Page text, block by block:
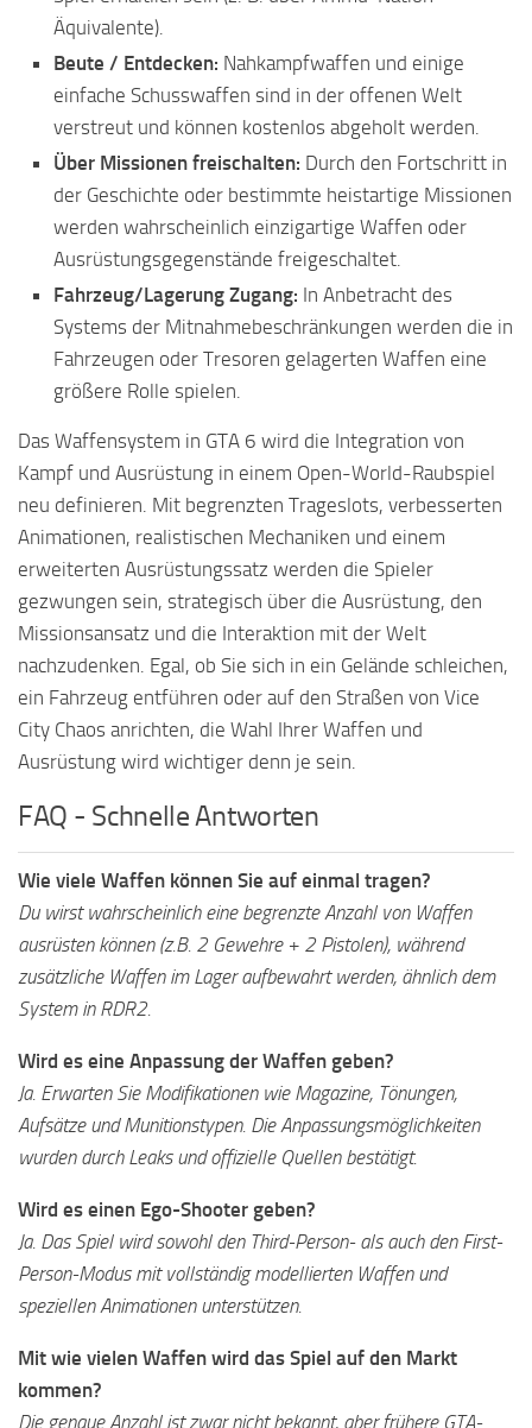
Äquivalente).
Beute / Entdecken: Nahkampfwaffen und einige
einfache Schusswaffen sind in der offenen Welt
verstreut und können kostenlos abgeholt werden.
Über Missionen freischalten: Durch den Fortschritt in
der Geschichte oder bestimmte heistartige Missionen
werden wahrscheinlich einzigartige Waffen oder
Ausrüstungsgegenstände freigeschaltet.
Fahrzeug/Lagerung Zugang: In Anbetracht des
Systems der Mitnahmebeschränkungen werden die in
Fahrzeugen oder Tresoren gelagerten Waffen eine
größere Rolle spielen.
Das Waffensystem in GTA 6 wird die Integration von
Kampf und Ausrüstung in einem Open-World-Raubspiel
neu definieren. Mit begrenzten Trageslots, verbesserten
Animationen, realistischen Mechaniken und einem
erweiterten Ausrüstungssatz werden die Spieler
gezwungen sein, strategisch über die Ausrüstung, den
Missionsansatz und die Interaktion mit der Welt
nachzudenken. Egal, ob Sie sich in ein Gelände schleichen,
ein Fahrzeug entführen oder auf den Straßen von Vice
City Chaos anrichten, die Wahl Ihrer Waffen und
Ausrüstung wird wichtiger denn je sein.
FAQ - Schnelle Antworten
Wie viele Waffen können Sie auf einmal tragen?
Du wirst wahrscheinlich eine begrenzte Anzahl von Waffen
ausrüsten können (z.B. 2 Gewehre + 2 Pistolen), während
zusätzliche Waffen im Lager aufbewahrt werden, ähnlich dem
System in RDR2.
Wird es eine Anpassung der Waffen geben?
Ja. Erwarten Sie Modifikationen wie Magazine, Tönungen,
Aufsätze und Munitionstypen. Die Anpassungsmöglichkeiten
wurden durch Leaks und offizielle Quellen bestätigt.
Wird es einen Ego-Shooter geben?
Ja. Das Spiel wird sowohl den Third-Person- als auch den First-
Person-Modus mit vollständig modellierten Waffen und
speziellen Animationen unterstützen.
Mit wie vielen Waffen wird das Spiel auf den Markt
kommen?
Die genaue Anzahl ist zwar nicht bekannt, aber frühere GTA-